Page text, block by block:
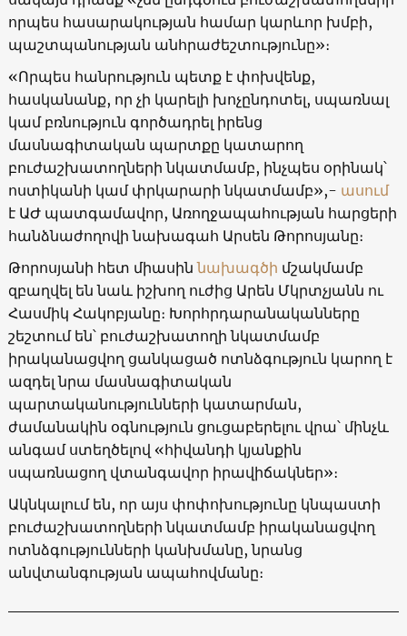
որպես հասարակության համար կարևոր խմբի,
պաշտպանության անհրաժեշտությունը»։
«Որպես հանրություն պետք է փոխվենք,
հասկանանք, որ չի կարելի խոչընդոտել, սպառնալ
կամ բռնություն գործադրել իրենց
մասնագիտական պարտքը կատարող
բուժաշխատողների նկատմամբ, ինչպես օրինակ՝
ոստիկանի կամ փրկարարի նկատմամբ»,- ասում
է ԱԺ պատգամավոր, Առողջապահության հարցերի
հանձնաժողովի նախագահ Արսեն Թորոսյանը։
Թորոսյանի հետ միասիննախագծի մշակմամբ
զբաղվել են նաև իշխող ուժից Արեն Մկրտչյանն ու
Հասմիկ Հակոբյանը։ Խորհրդարանականները
շեշտում են՝ բուժաշխատողի նկատմամբ
իրականացվող ցանկացած ոտնձգություն կարող է
ազդել նրա մասնագիտական
պարտականությունների կատարման,
ժամանակին օգնություն ցուցաբերելու վրա՝ մինչև
անգամ ստեղծելով «հիվանդի կյանքին
սպառնացող վտանգավոր իրավիճակներ»։
Ակնկալում են, որ այս փոփոխությունը կնպաստի
բուժաշխատողների նկատմամբ իրականացվող
ոտնձգությունների կանխմանը, նրանց
անվտանգության ապահովմանը։